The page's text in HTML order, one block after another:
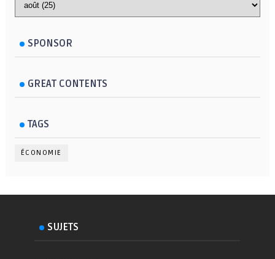
SPONSOR
GREAT CONTENTS
TAGS
ÉCONOMIE
SUJETS